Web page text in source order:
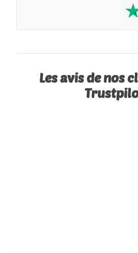
Les avis de nos